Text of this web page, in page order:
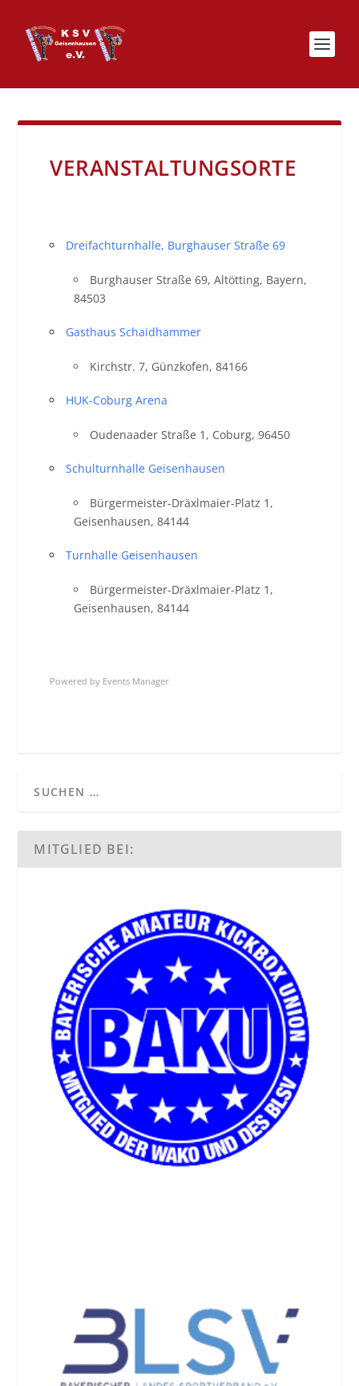
VERANSTALTUNGSORTE
Dreifachturnhalle, Burghauser Straße 69
Burghauser Straße 69, Altötting, Bayern,
84503
Gasthaus Schaidhammer
Kirchstr. 7, Günzkofen, 84166
HUK-Coburg Arena
Oudenaader Straße 1, Coburg, 96450
Schulturnhalle Geisenhausen
Bürgermeister-Dräxlmaier-Platz 1,
Geisenhausen, 84144
Turnhalle Geisenhausen
Bürgermeister-Dräxlmaier-Platz 1,
Geisenhausen, 84144
Powered by Events Manager
MITGLIED BEI: